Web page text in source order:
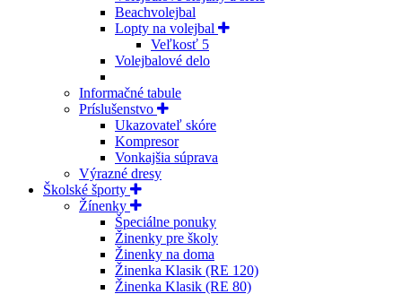
Beachvolejbal
Lopty na volejbal
Veľkosť 5
Volejbalové delo
Informačné tabule
Príslušenstvo
Ukazovateľ skóre
Kompresor
Vonkajšia súprava
Výrazné dresy
Školské športy
Žínenky
Špeciálne ponuky
Žinenky pre školy
Žinenky na doma
Žinenka Klasik (RE 120)
Žinenka Klasik (RE 80)